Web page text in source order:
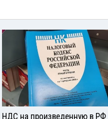
НДС на произведенную в РФ